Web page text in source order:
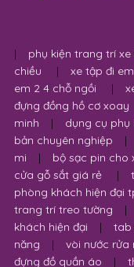
| phụ kiện trang trí xe
chiều
| xe tập đi
em 2 4 chỗ ngồi
|
đựng đồng hồ cơ xoay
minh
| dụng cụ phụ
bản chuyên nghiệp
|
mi
| bộ sạc pin cho
cửa gỗ sắt giá rẻ
|
phòng khách hiện đại
trang trí treo tường
|
khách hiện đại
|
tab
năng
| vòi nước rửa
đựng đồ quần áo
|